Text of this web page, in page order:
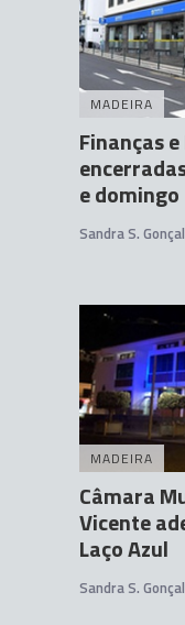
MADEIRA
Finanças
e domingo
Sandra S.
MADEIRA
Câmara
Vicente
Laço Azul
Sandra S.